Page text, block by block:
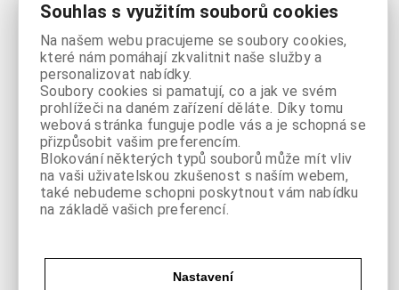
Jídelní
sestavy
Pohovky /
Sedačky
Souhlas s využitím souborů cookies
Na našem webu pracujeme se soubory cookies,
které nám pomáhají zkvalitnit naše služby a
personalizovat nabídky.
Soubory cookies si pamatují, co a jak ve svém
prohlížeči na daném zařízení děláte. Díky tomu
webová stránka funguje podle vás a je schopná se
přizpůsobit vašim preferencím.
Blokování některých typů souborů může mít vliv
na vaši uživatelskou zkušenost s naším webem,
také nebudeme schopni poskytnout vám nabídku
na základě vašich preferencí.
Nastavení